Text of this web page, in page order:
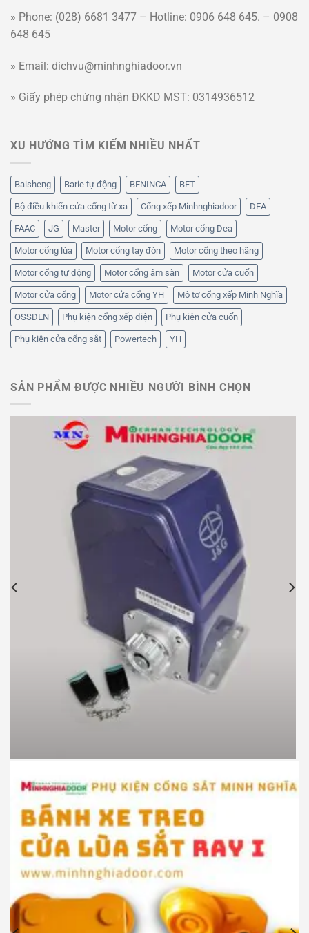
» Phone: (028) 6681 3477 – Hotline: 0906 648 645. – 0908
648 645
» Email: dichvu@minhnghiadoor.vn
» Giấy phép chứng nhận ĐKKD MST: 0314936512
XU HƯỚNG TÌM KIẾM NHIỀU NHẤT
Baisheng Barie tự động BENINCA BFT
Bộ điều khiển cửa cổng từ xa Cổng xếp Minhnghiadoor DEA
FAAC JG Master Motor cổng Motor cổng Dea
Motor cổng lùa Motor cổng tay đòn Motor cổng theo hãng
Motor cổng tự động Motor cổng âm sàn Motor cửa cuốn
Motor cửa cổng Motor cửa cổng YH Mô tơ cổng xếp Minh Nghĩa
OSSDEN Phụ kiện cổng xếp điện Phụ kiện cửa cuốn
Phụ kiện cửa cổng sắt Powertech YH
SẢN PHẨM ĐƯỢC NHIỀU NGƯỜI BÌNH CHỌN